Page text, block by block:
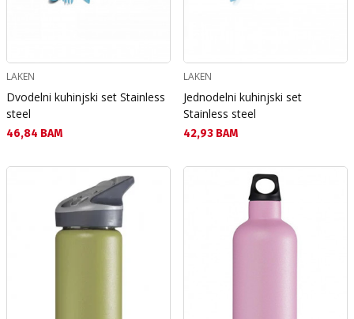
LAKEN
Dvodelni kuhinjski set Stainless
steel
Текуща цена:
46,84 BAM
LAKEN
Jednodelni kuhinjski set
Stainless steel
Текуща цена:
42,93 BAM